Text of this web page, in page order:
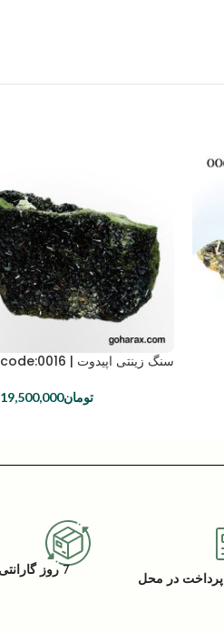
سنگ زینتی اپیدوت | code:0016
تومان19,500,000
پرداخت در محل
7 روز گارانتی بازگشت کالا